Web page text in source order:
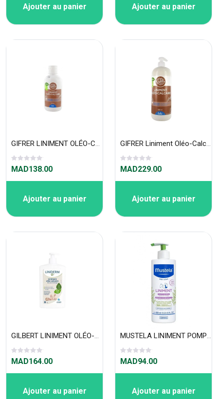
Ajouter au panier Ajouter au panier
GIFRER LINIMENT OLÉO-CALCAIRE HUILE OLIVE EXTRA 500 ML
MAD138.00
Ajouter au panier
GIFRER Liniment Oléo-Calcaire Stabilisé 900ml À Pompe
MAD229.00
Ajouter au panier
GILBERT LINIMENT OLÉO-CALCAIRE STABILISÉ POMPE 1 L
MAD164.00
Ajouter au panier
MUSTELA LINIMENT POMPE 400ML
MAD94.00
Ajouter au panier